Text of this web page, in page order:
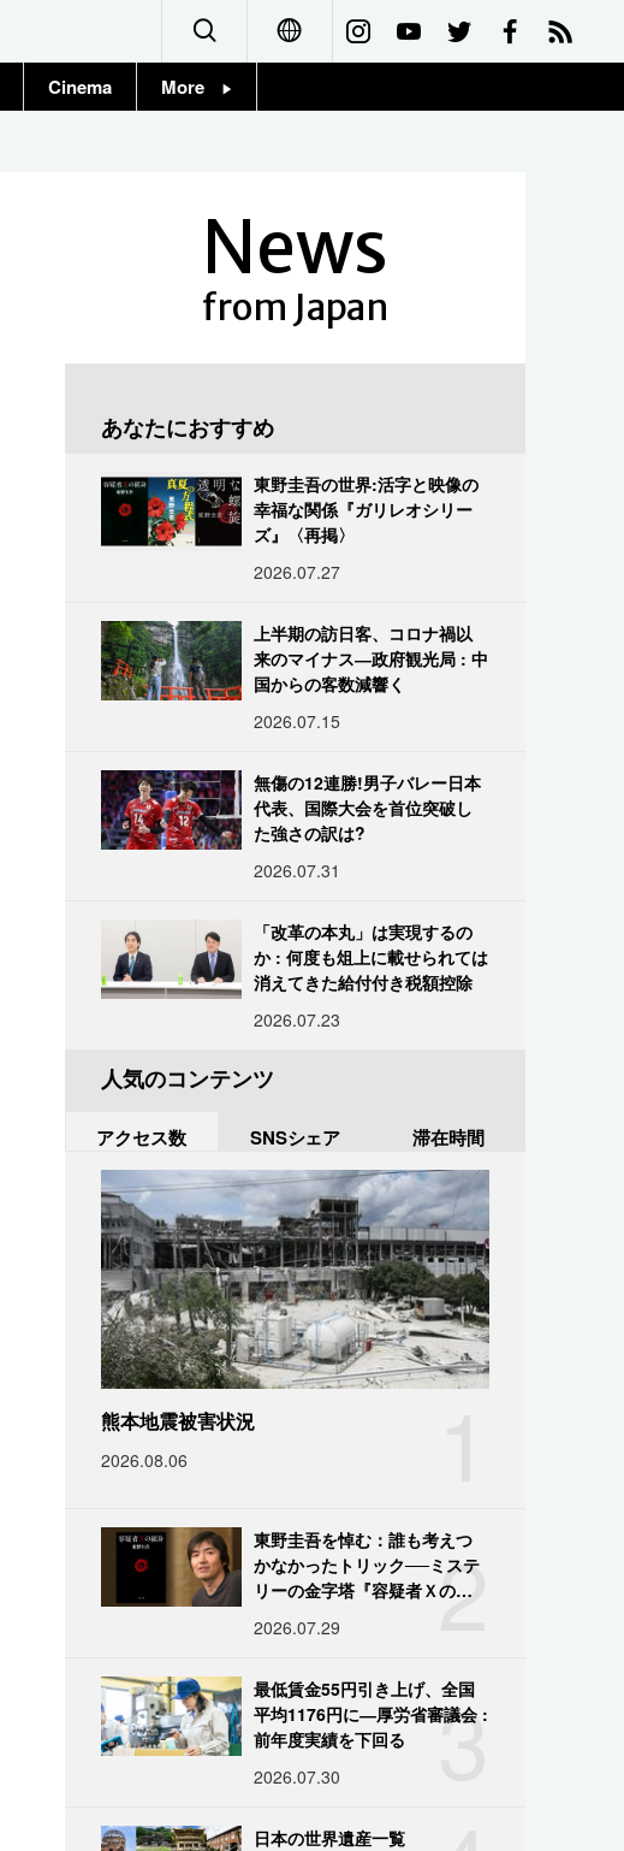
Français
Cinema More
News
from Japan
あなたにおすすめ
東野圭吾の世界:活字と映像の
幸福な関係『ガリレオシリー
ズ』〈再掲〉
2026.07.27
上半期の訪日客、コロナ禍以
来のマイナス―政府観光局 : 中
国からの客数減響く
2026.07.15
無傷の12連勝!男子バレー日本
代表、国際大会を首位突破し
た強さの訳は?
2026.07.31
「改革の本丸」は実現するの
か : 何度も俎上に載せられては
消えてきた給付付き税額控除
2026.07.23
人気のコンテンツ
アクセス数 SNSシェア 滞在時間
熊本地震被害状況
2026.08.06
2
東野圭吾を悼む：誰も考えつ
かなかったトリック──ミステ
リーの金字塔『容疑者Ｘの献
2026.07.29
3
最低賃金55円引き上げ、全国
平均1176円に―厚労省審議会 :
前年度実績を下回る
2026.07.30
日本の世界遺産一覧